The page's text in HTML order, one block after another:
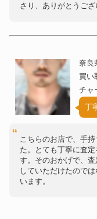
さり、ありがとうござ
奈良
買い
チャ
丁
こちらのお店で、手
た。とても丁寧に査
す。そのおかげで、
していただけたので
います。